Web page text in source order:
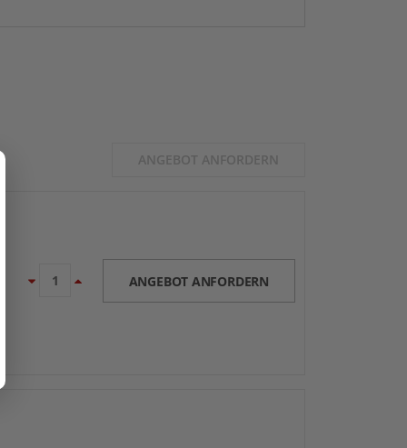
ANGEBOT ANFORDERN
ANGEBOT ANFORDERN